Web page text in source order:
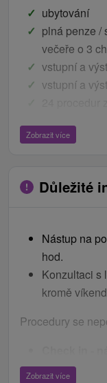
ubytování
plná penze /
večeře o 3
vstupní a
vstupní a
lékař po
Kulturní program
večery s
diskotéky
zajímavé
Ceník -
WiFi
sleva na
Zobrazit více
Důležité
Nástup na
hod.
Konzultaci s
kromě
Procedury se
15.00 hod.
Zobrazit více